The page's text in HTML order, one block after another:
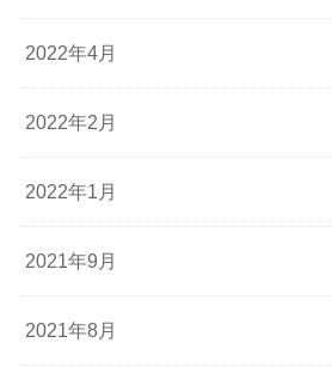
2022年4月
2022年2月
2022年1月
2021年9月
2021年8月